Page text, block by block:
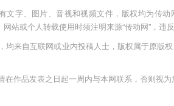
文字、图片、音视和视频文件，版权均为传
站或个人转载使用时须注明来源“传动网”，违
均来自互联网或业内投稿人士，版权属于原版
作品发表之日起一周内与本网联系，否则视为